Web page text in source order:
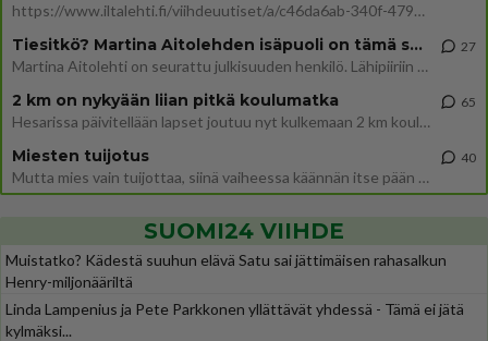
https://www.iltalehti.fi/viihdeuutiset/a/c46da6ab-340f-4790-aaa7-0865eed2336 Yrityksen konkurssihakemus on tullut kärä
Tiesitkö? Martina Aitolehden isäpuoli on tämä suosittu laulaja
Martina Aitolehti on seurattu julkisuuden henkilö. Lähipiiriin mahtuu muitakin tunnettuja henkilöitä. Tiesitkö, että Ma
27
2 km on nykyään liian pitkä koulumatka
Hesarissa päivitellään lapset joutuu nyt kulkemaan 2 km kouluun jösses. Ruostefillarilla tuo matka menee vaikka miten äk
65
Miesten tuijotus
Mutta mies vain tuijottaa, siinä vaiheessa käännän itse pään pois. Mikä juttu? Yleensä jos joku tuijottaa tai katsoo, hä
40
SUOMI24 VIIHDE
Muistatko? Kädestä suuhun elävä Satu sai jättimäisen rahasalkun
Henry-miljonääriltä
Linda Lampenius ja Pete Parkkonen yllättävät yhdessä - Tämä ei jätä
kylmäksi...